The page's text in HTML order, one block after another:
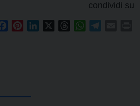
condividi su
FacebookPinterestLinkedIn ThreadsWhatsApp